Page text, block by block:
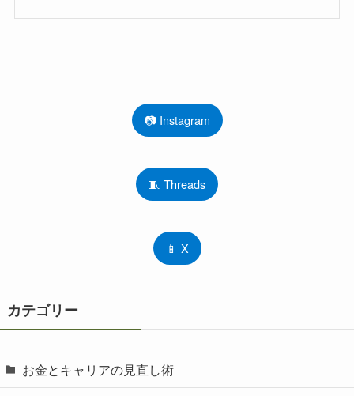
📷 Instagram
🧵 Threads
📱 X
カテゴリー
お金とキャリアの見直し術